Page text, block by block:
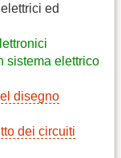
ed
sistema elettrico
disegno
dei circuiti